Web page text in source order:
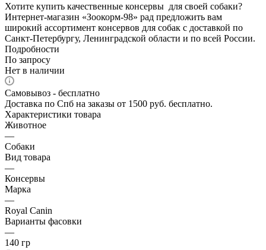
Хотите купить качественные консервы для своей собаки?
Интернет-магазин «Зоокорм-98» рад предложить вам
широкий ассортимент консервов для собак с доставкой по
Санкт-Петербургу, Ленинградской области и по всей России.
Подробности
По запросу
Нет в наличии
Самовывоз - бесплатно
Доставка по Спб на заказы от 1500 руб. бесплатно.
Характеристики товара
Животное
—
Собаки
Вид товара
—
Консервы
Марка
—
Royal Canin
Варианты фасовки
—
140 гр